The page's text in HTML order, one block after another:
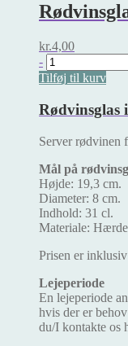
kr.4,00
- Rødvinsglas
inklusiv
opvask
antal
Tilføj til kurv
Rødvinsglas
Server rødvinen
Mål på
Højde: 19,3 cm.
Diameter: 8 cm.
Indhold: 31 cl.
Materiale:
Prisen er
Lejeperiode
En lejeperiode
hvis der er
du/I kontakte os